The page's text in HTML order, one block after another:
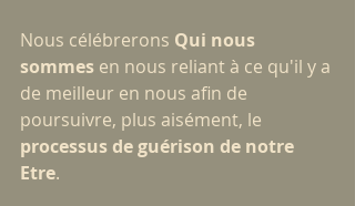
Nous célébrerons Qui nous
sommes en nous reliant à ce qu'il y a
de meilleur en nous afin de
poursuivre, plus aisément, le
processus de guérison de notre
Etre.